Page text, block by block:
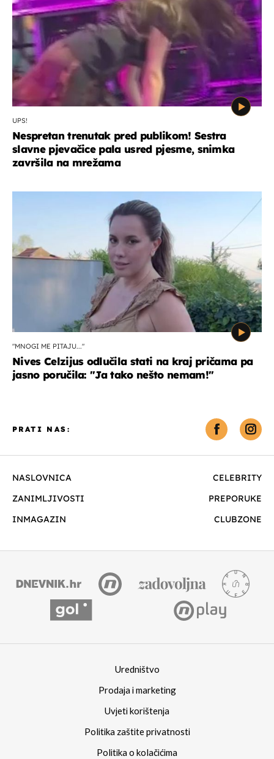
UPS!
Nespretan trenutak pred publikom! Sestra
slavne pjevačice pala usred pjesme, snimka
završila na mrežama
"MNOGI ME PITAJU..."
Nives Celzijus odlučila stati na kraj pričama pa
jasno poručila: "Ja tako nešto nemam!"
NASLOVNICA
CELEBRITY
ZANIMLJIVOSTI
PREPORUKE
INMAGAZIN
CLUBZONE
PRATI NAS:
Uredništvo
Prodaja i marketing
Uvjeti korištenja
Politika zaštite privatnosti
Politika o kolačićima